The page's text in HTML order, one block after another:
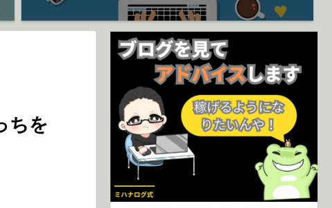
ちを